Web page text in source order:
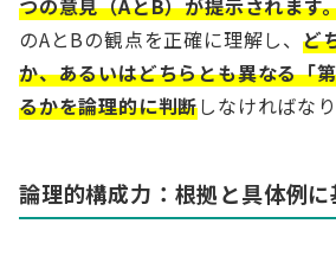
つの意見（AとB）が提示されます
のAとBの観点を正確に理解し、ど
か、あるいはどちらとも異なる「
るかを論理的に判断しなければな
論理的構成力：根拠と具体例